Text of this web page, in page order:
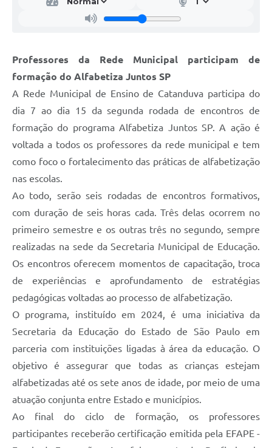
A Prefeitura
Jornal
Agenda
Diário Oficial
Editais
Professores da Rede Municipal participam de
formação do Alfabetiza Juntos SP
A Rede Municipal de Ensino de Catanduva participa do
dia 7 ao dia 15 da segunda rodada de encontros de
formação do programa Alfabetiza Juntos SP. A ação é
voltada a todos os professores da rede municipal e tem
como foco o fortalecimento das práticas de alfabetização
nas escolas.
Ao todo, serão seis rodadas de encontros formativos,
com duração de seis horas cada. Três delas ocorrem no
primeiro semestre e os outras três no segundo, sempre
realizadas na sede da Secretaria Municipal de Educação.
Os encontros oferecem momentos de capacitação, troca
de experiências e aprofundamento de estratégias
pedagógicas voltadas ao processo de alfabetização.
O programa, instituído em 2024, é uma iniciativa da
Secretaria da Educação do Estado de São Paulo em
parceria com instituições ligadas à área da educação. O
objetivo é assegurar que todas as crianças estejam
alfabetizadas até os sete anos de idade, por meio de uma
atuação conjunta entre Estado e municípios.
Ao final do ciclo de formação, os professores
participantes receberão certificação emitida pela EFAPE -